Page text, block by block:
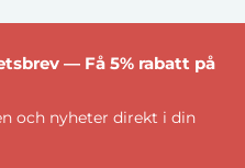
— Få 5% rabatt på
och nyheter direkt i din